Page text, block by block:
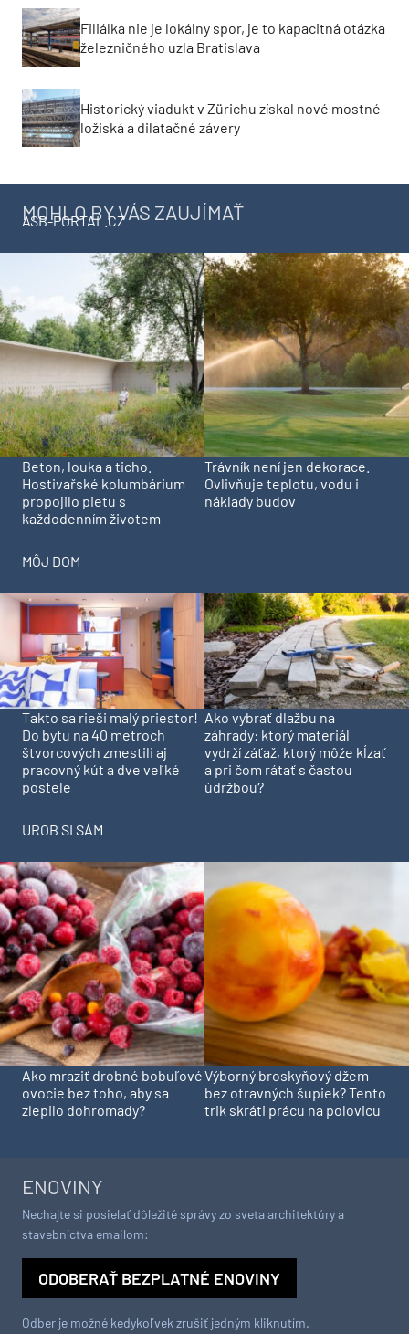
Filiálka nie je lokálny spor, je to kapacitná otázka
železničného uzla Bratislava
Historický viadukt v Zürichu získal nové mostné
ložiská a dilatačné závery
MOHLO BY VÁS ZAUJÍMAŤ
ASB-PORTAL.CZ
Beton, louka a ticho.
Hostivařské kolumbárium
propojilo pietu s
každodenním životem
Trávník není jen dekorace.
Ovlivňuje teplotu, vodu i
náklady budov
MÔJ DOM
Takto sa rieši malý priestor!
Do bytu na 40 metroch
štvorcových zmestili aj
pracovný kút a dve veľké
postele
Ako vybrať dlažbu na
záhrady: ktorý materiál
vydrží záťaž, ktorý môže kĺzať
a pri čom rátať s častou
údržbou?
UROB SI SÁM
Ako mraziť drobné bobuľové
ovocie bez toho, aby sa
zlepilo dohromady?
Výborný broskyňový džem
bez otravných šupiek? Tento
trik skráti prácu na polovicu
ENOVINY
Nechajte si posielať dôležité správy zo sveta architektúry a
stavebníctva emailom:
ODOBERAŤ BEZPLATNÉ ENOVINY
Odber je možné kedykoľvek zrušiť jedným kliknutím.